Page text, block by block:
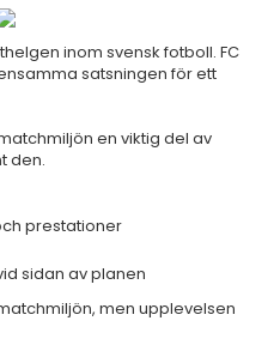
inom svensk fotboll. FC
satsningen för ett
en viktig del av
den.
prestationer
sidan av planen
men upplevelsen